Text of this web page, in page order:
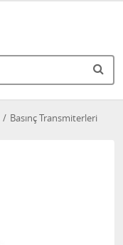
Basınç Transmiterleri